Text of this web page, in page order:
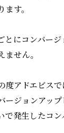
す。
とにコンバー
せん。
度アドエビス
ージョンアッ
で発生したコ